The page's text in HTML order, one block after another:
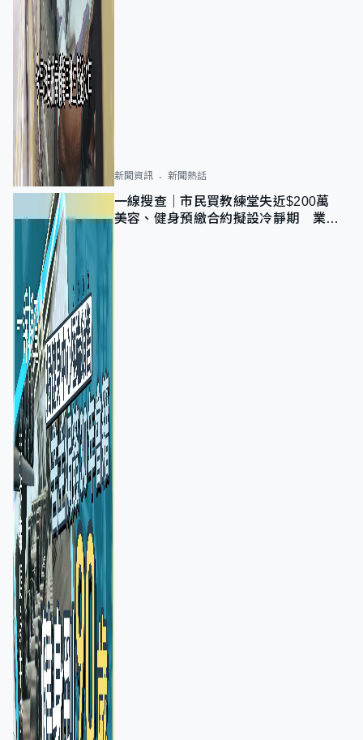
新聞資訊 新聞熱話
一線搜查｜市民買教練堂失近$200萬
美容、健身預繳合約擬設冷靜期 業界